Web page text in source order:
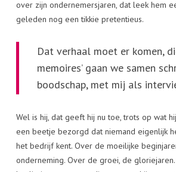
over zijn ondernemersjaren, dat leek hem
geleden nog een tikkie pretentieus.
Dat verhaal moet er komen,
memoires’ gaan we samen
boodschap, met mij als
Wel is hij, dat geeft hij nu toe, trots op wat
een beetje bezorgd dat niemand eigenlijk
het bedrijf kent. Over de moeilijke
onderneming. Over de groei, de